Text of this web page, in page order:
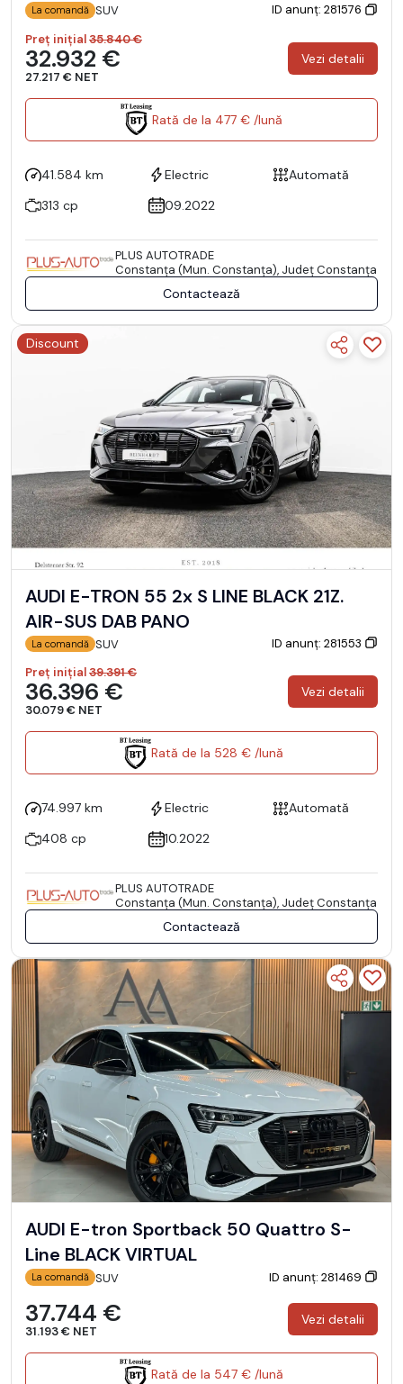
La comandă SUV
ID anunț: 281576
Preț inițial35.840 €
32.932 €
27.217 € NET
Vezi detalii
Rată de la 477 € /lună
41.584 km Electric
Automată
313 cp
09.2022
PLUS AUTOTRADE
Constanţa (Mun. Constanţa), Județ Constanţa
Contactează
Discount
AUDI E-TRON 55 2x S LINE BLACK 21Z.
AIR-SUS DAB PANO
La comandă SUV
ID anunț: 281553
Preț inițial39.391 €
36.396 €
30.079 € NET
Vezi detalii
Rată de la 528 € /lună
74.997 km Electric
Automată
408 cp
10.2022
PLUS AUTOTRADE
Constanţa (Mun. Constanţa), Județ Constanţa
Contactează
AUDI E-tron Sportback 50 Quattro S-
Line BLACK VIRTUAL
La comandă SUV ID anunț: 281469
37.744 €
31.193 € NET
Vezi detalii
Rată de la 547 € /lună